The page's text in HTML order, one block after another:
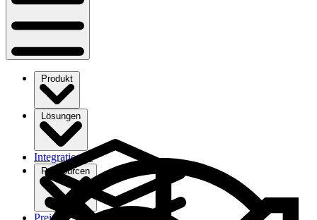
Produkt
Lösungen
Integrationen
Ressourcen